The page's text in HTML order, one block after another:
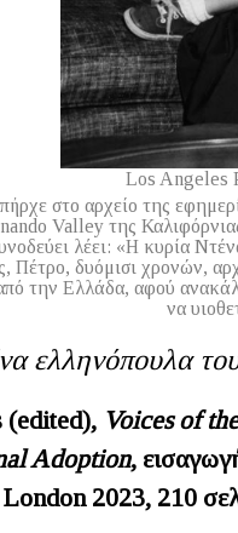
Los Angeles
στο αρχείο της
Valley της
λέει: «Η κυρία
Πέτρο, δυόμισι χρονών,
την Ελλάδα, αφού
να
ελληνόπουλα
(edited), Voices of
Adoption,
2023, 210